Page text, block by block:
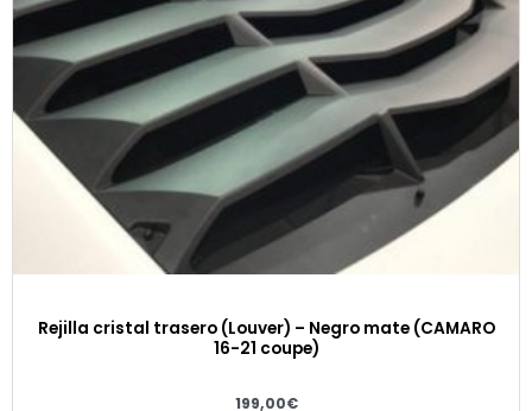
Rejilla cristal trasero (Louver) – Negro mate (CAMARO
16-21 coupe)
199,00€